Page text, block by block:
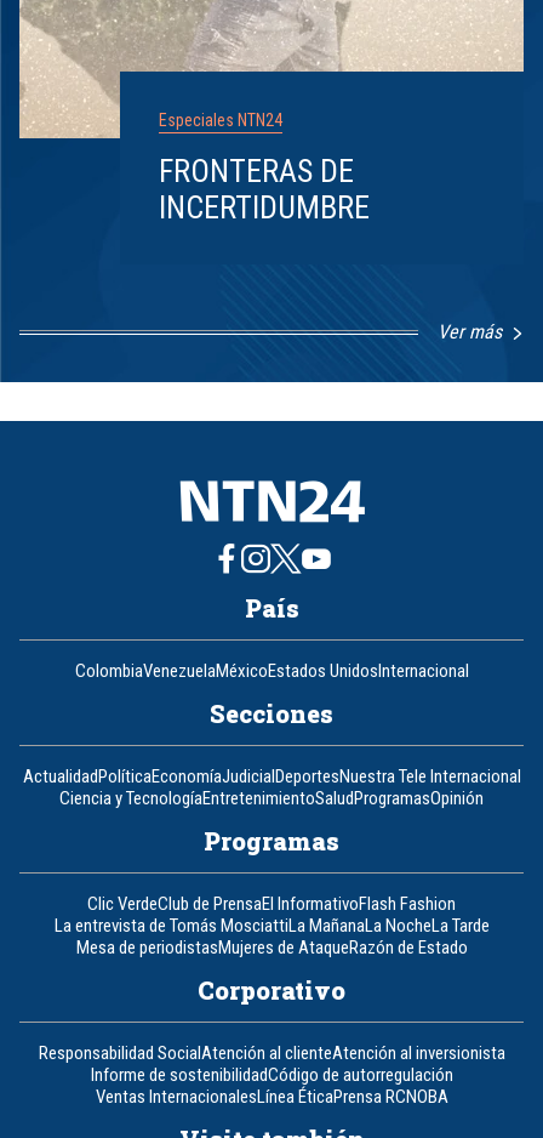
Especiales NTN24
FRONTERAS DE
INCERTIDUMBRE
Ver más
1
8
País
ColombiaVenezuelaMéxicoEstados UnidosInternacional
Secciones
ActualidadPolíticaEconomíaJudicialDeportesNuestra Tele Internacional
Ciencia y TecnologíaEntretenimientoSaludProgramasOpinión
Programas
Clic VerdeClub de PrensaEl InformativoFlash Fashion
La entrevista de Tomás MosciattiLa MañanaLa NocheLa Tarde
Mesa de periodistasMujeres de AtaqueRazón de Estado
Corporativo
Responsabilidad SocialAtención al clienteAtención al inversionista
Informe de sostenibilidadCódigo de autorregulación
Ventas InternacionalesLínea ÉticaPrensa RCNOBA